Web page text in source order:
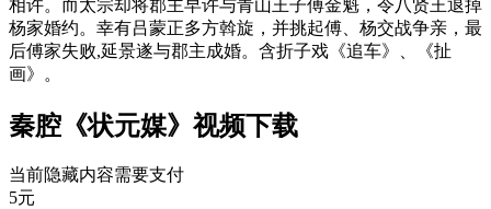
相许。而太宗却将郡主早许与青山王子傅金魁，令八贤王退掉
杨家婚约。幸有吕蒙正多方斡旋，并挑起傅、杨交战争亲，最
后傅家失败,延景遂与郡主成婚。含折子戏《追车》、《扯
画》。
秦腔《状元媒》视频下载
当前隐藏内容需要支付
5元